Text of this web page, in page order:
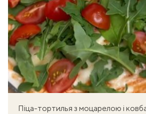
Піца-тортилья з моцарелою і